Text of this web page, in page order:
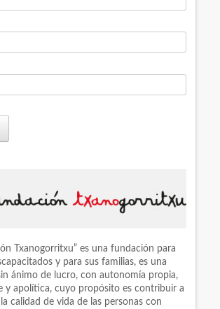
Txanogorritxu” es una fundación para
y para sus familias, es una
ánimo de lucro, con autonomía propia,
y apolítica, cuyo propósito es contribuir a
calidad de vida de las personas con